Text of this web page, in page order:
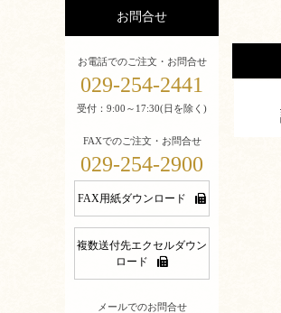
お問合せ
お電話でのご注文・お問合せ
029-254-2441
受付：9:00～17:30(日を除く)
FAXでのご注文・お問合せ
029-254-2900
FAX用紙ダウンロード
複数送付先エクセルダウン
ロード
メールでのお問合せ